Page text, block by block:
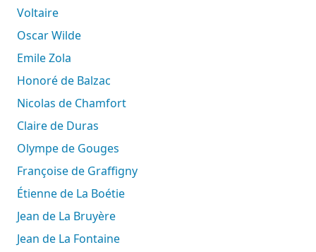
Voltaire
Oscar Wilde
Emile Zola
Honoré de Balzac
Nicolas de Chamfort
Claire de Duras
Olympe de Gouges
Françoise de Graffigny
Étienne de La Boétie
Jean de La Bruyère
Jean de La Fontaine